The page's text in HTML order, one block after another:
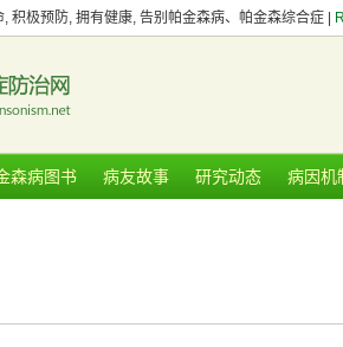
, 积极预防, 拥有健康, 告别帕金森病、帕金森综合症 |
森病图书 病友故事 研究动态 病因机